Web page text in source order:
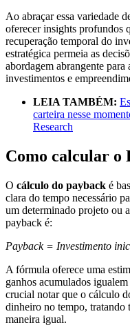
Ao abraçar essa variedade
oferecer insights profundos
recuperação temporal do
estratégica permeia as
abordagem abrangente
investimentos e
LEIA TAMBÉM:
carteira nesse
Research
Como calcular o
O cálculo do payback é
clara do tempo necessário
um determinado projeto ou
payback é:
Payback = Investimento
A fórmula oferece uma
ganhos acumulados
crucial notar que o cálculo
dinheiro no tempo, tratando
maneira igual.